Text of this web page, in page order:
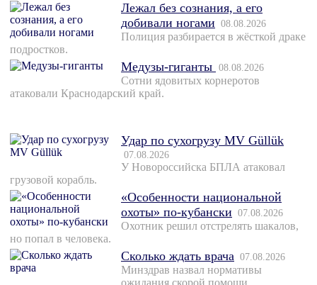
Лежал без сознания, а его
добивали ногами 08.08.2026
Полиция разбирается в жёсткой драке
подростков.
Медузы-гиганты 08.08.2026
Сотни ядовитых корнеротов
атаковали Краснодарский край.
Удар по сухогрузу MV Güllük
07.08.2026
У Новороссийска БПЛА атаковал
грузовой корабль.
«Особенности национальной
охоты» по-кубански 07.08.2026
Охотник решил отстрелять шакалов,
но попал в человека.
Сколько ждать врача 07.08.2026
Минздрав назвал нормативы